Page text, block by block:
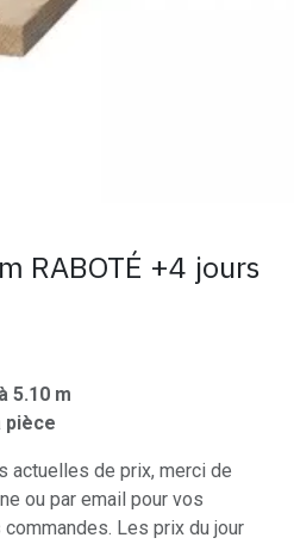
RABOTÉ +4 jours
5.10 m
pièce
actuelles de prix, merci de
ou par email pour vos
Les prix du jour